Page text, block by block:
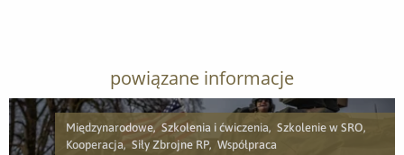
powiązane informacje
Międzynarodowe, Szkolenia i ćwiczenia, Szkolenie w SRO,
Kooperacja, Siły Zbrojne RP, Współpraca